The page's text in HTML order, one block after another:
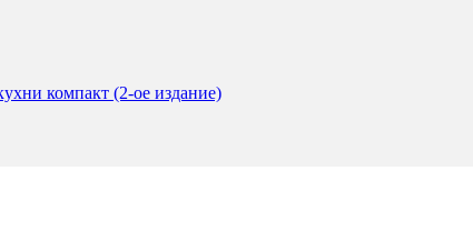
компакт (2-ое издание)